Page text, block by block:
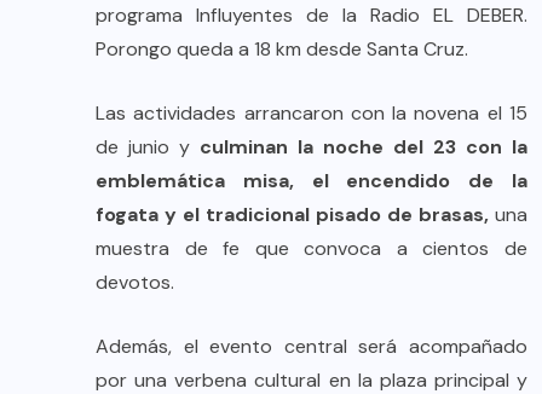
programa Influyentes de la Radio EL DEBER.
Porongo queda a 18 km desde Santa Cruz.
Las actividades arrancaron con la novena el 15
de junio y culminan la noche del 23 con la
emblemática misa, el encendido de la
fogata y el tradicional pisado de brasas, una
muestra de fe que convoca a cientos de
devotos.
Además, el evento central será acompañado
por una verbena cultural en la plaza principal y